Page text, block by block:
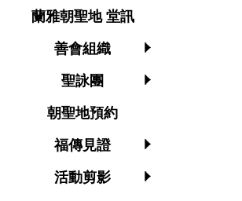
蘭雅朝聖地 堂訊
善會組織
聖詠團
朝聖地預約
福傳見證
活動剪影